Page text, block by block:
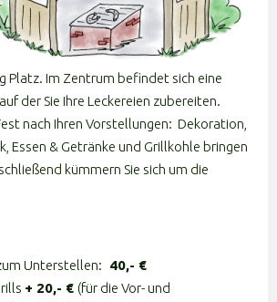
Platz. Im Zentrum befindet sich eine
der Sie Ihre Leckereien zubereiten.
nach Ihren Vorstellungen: Dekoration,
Essen & Getränke und Grillkohle bringen
kümmern Sie sich um die
Unterstellen: 40,- €
+ 20,- € (für die Vor- und